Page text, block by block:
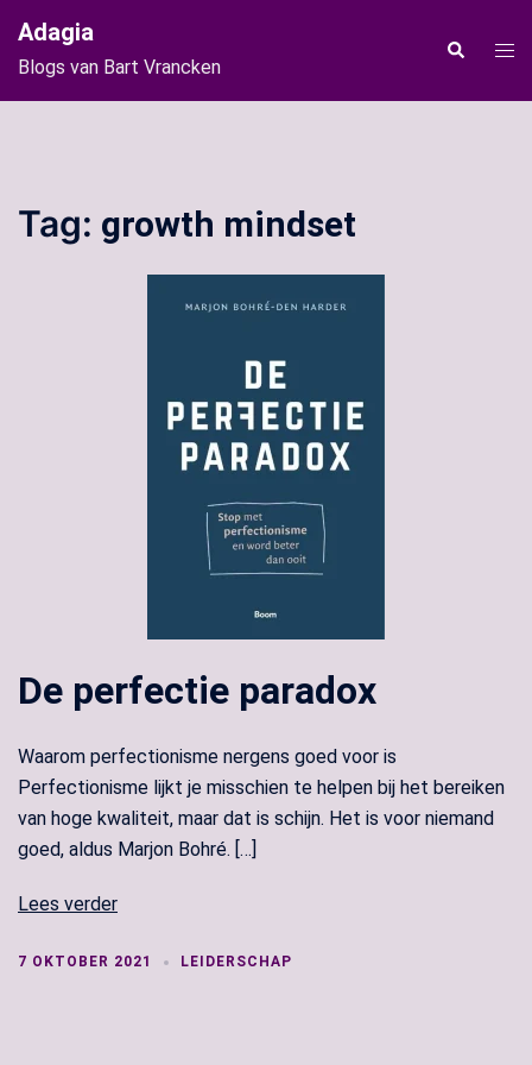
naar
de
inhoud
Adagia
Blogs van Bart Vrancken
Zoeken
Tag: growth mindset
De perfectie paradox
Waarom perfectionisme nergens goed voor is
Perfectionisme lijkt je misschien te helpen bij het bereiken
van hoge kwaliteit, maar dat is schijn. Het is voor niemand
goed, aldus Marjon Bohré. […]
Lees verder
7 OKTOBER 2021 LEIDERSCHAP